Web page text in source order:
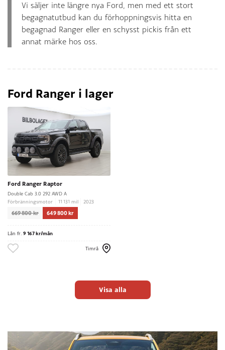
Vi säljer inte längre nya Ford, men med ett stort
begagnatutbud kan du förhoppningsvis hitta en
begagnad Ranger eller en schysst pickis från ett
annat märke hos oss.
Ford Ranger i lager
Ford Ranger Raptor
Double Cab 3.0 292 AWD A
Förbränningsmotor
11 131 mil 2023
669 800 kr 649 800 kr
Lån fr. 9 167 kr/mån
Timrå
Visa alla